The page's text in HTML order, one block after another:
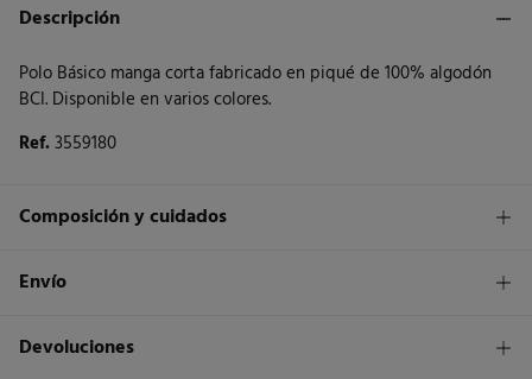
Descripción
Polo Básico manga corta fabricado en piqué de 100% algodón
BCI. Disponible en varios colores.
Ref.3559180
Composición y cuidados
Composición
Cuidados
Envío
Envío a tienda
1,95€
Devoluciones